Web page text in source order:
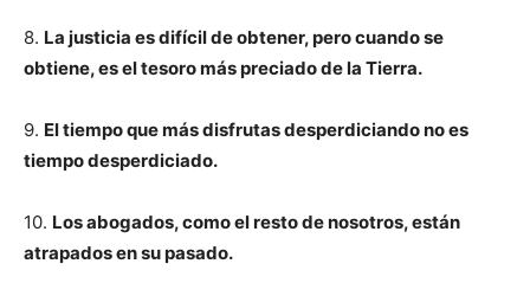
8. La justicia es difícil de obtener, pero cuando se
obtiene, es el tesoro más preciado de la Tierra.
9. El tiempo que más disfrutas desperdiciando no es
tiempo desperdiciado.
10. Los abogados, como el resto de nosotros, están
atrapados en su pasado.